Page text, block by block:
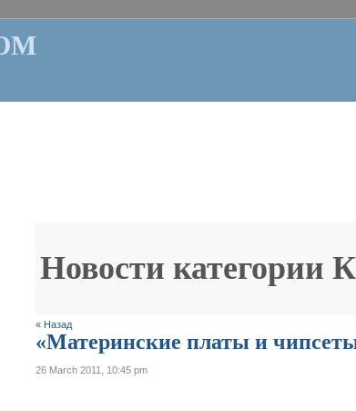
Новости категории
« Назад
«Материнские платы и
26 March 2011, 10:45 pm